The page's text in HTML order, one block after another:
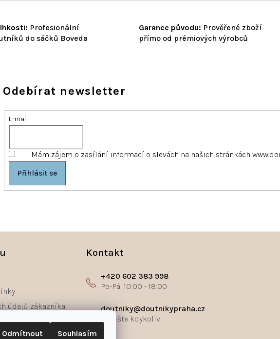
Odmítnout Souhlasím
Profesionální
do sáčků Boveda
Garance původu: Prověřené zboží
přímo od prémiových výrobců
Odebírat newsletter
E-mail
Mám zájem o zasílání informací o slevách na našich stránkách
Přihlásit se
údajů zákazníka
- formulář
Kontakt
+420 602 383 998
doutniky@doutnikypraha.cz